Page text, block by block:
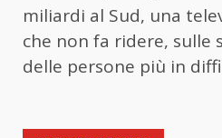
miliardi al Sud, una
che non fa ridere, sulle
delle persone più in